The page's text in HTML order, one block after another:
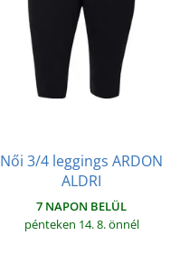
Női 3/4 leggings ARDON
ALDRI
7 NAPON BELÜL
pénteken 14. 8.önnél